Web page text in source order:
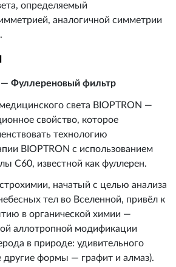
определяемый
аналогичной симметрии
— Фуллереновый фильтр
света BIOPTRON —
свойство, которое
технологию
BIOPTRON с использованием
C60, известной как фуллерен.
начатый с целью анализа
тел во Вселенной, привёл к
в органической химии —
аллотропной модификации
в природе: удивительного
другие формы — графит и алмаз).